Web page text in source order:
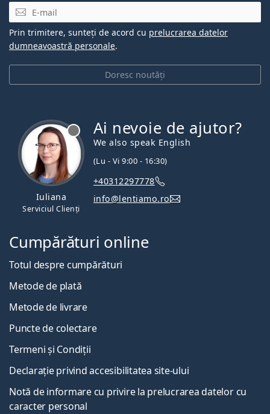
E-mail
Doresc noutăți
Prin trimitere, sunteți de acord cu prelucrarea datelor
dumneavoastră personale.
Iuliana
Serviciul Clienți
Ai nevoie de ajutor?
We also speak English
(Lu - Vi 9:00 - 16:30)
+40312297778
info@lentiamo.ro
Cumpărături online
Totul despre cumpărături
Metode de plată
Metode de livrare
Puncte de colectare
Termeni și Condiții
Declarație privind accesibilitatea site-ului
Notă de informare cu privire la prelucrarea datelor cu
caracter personal